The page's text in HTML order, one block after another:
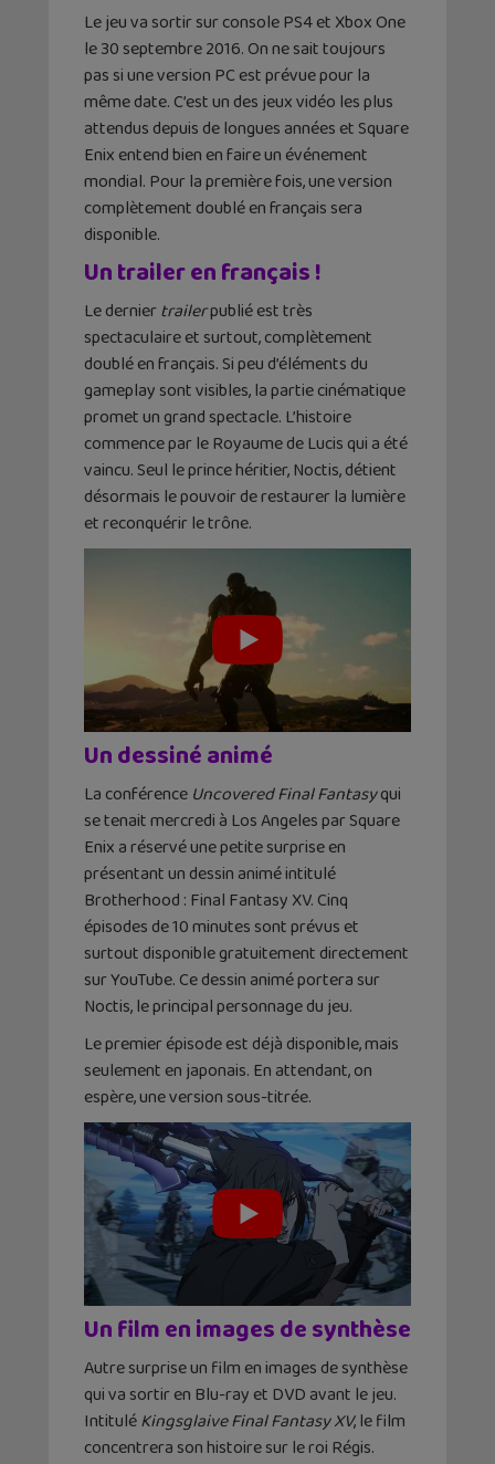
Le jeu va sortir sur console PS4 et Xbox One
le 30 septembre 2016. On ne sait toujours
pas si une version PC est prévue pour la
même date. C’est un des jeux vidéo les plus
attendus depuis de longues années et Square
Enix entend bien en faire un événement
mondial. Pour la première fois, une version
complètement doublé en français sera
disponible.
Un trailer en français !
Le derniertrailerpublié est très
spectaculaire et surtout, complètement
doublé en français. Si peu d’éléments du
gameplay sont visibles, la partie cinématique
promet un grand spectacle. L’histoire
commence par le Royaume de Lucis qui a été
vaincu. Seul le prince héritier, Noctis, détient
désormais le pouvoir de restaurer la lumière
et reconquérir le trône.
Un dessiné animé
La conférence Uncovered Final Fantasyqui
se tenait mercredi à Los Angeles par Square
Enix a réservé une petite surprise en
présentant un dessin animé intitulé
Brotherhood : Final Fantasy XV. Cinq
épisodes de 10 minutes sont prévus et
surtout disponible gratuitement directement
sur YouTube. Ce dessin animé portera sur
Noctis, le principal personnage du jeu.
Le premier épisode est déjà disponible, mais
seulement en japonais. En attendant, on
espère, une version sous-titrée.
Un film en images de synthèse
Autre surprise un film en images de synthèse
qui va sortir en Blu-ray et DVD avant le jeu.
IntituléKingsglaive Final Fantasy XV, le film
concentrera son histoire sur le roi Régis.